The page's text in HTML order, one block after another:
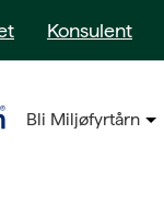
Konsulent
Bli Miljøfyrtårn